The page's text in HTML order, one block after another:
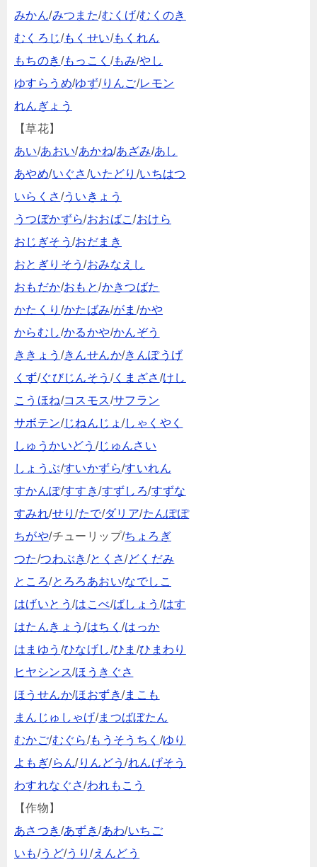
みかん/みつまた/むくげ/むくのき
むくろじ/もくせい/もくれん
もちのき /もっこく /もみ/やし
ゆすらうめ/ゆず/りんご/レモン
れんぎょう
【草花】
あい/あおい/あかね/あざみ/あし
あやめ/いぐさ /いたどり /いちはつ
いらくさ /ういきょう
うつぼかずら/おおばこ/おけら
おじぎそう /おだまき
おとぎりそう/おみなえし
おもだか/おもと/かきつばた
かたくり /かたばみ/がま /かや
からむし/かるかや/かんぞう
ききょう /きんせんか/きんぽうげ
くず/ぐびじんそう /くまざさ /けし
こうほね/コスモス/サフラン
サボテン/じねんじょ/しゃくやく
しゅうかいどう /じゅんさい
しょうぶ/すいかずら/すいれん
すかんぽ/すすき/すずしろ/すずな
すみれ/せり/たで/ダリア/たんぽぽ
ちがや/チューリップ/ちょろぎ
つた/つわぶき /とくさ/どくだみ
ところ/とろろあおい/なでしこ
はげいとう /はこべ/ばしょう /はす
はたんきょう/はちく/はっか
はまゆう /ひなげし/ひま /ひまわり
ヒヤシンス/ほうきぐさ
ほうせんか/ほおずき/まこも
まんじゅしゃげ/まつばぼたん
むかご/むぐら/もうそうちく /ゆり
よもぎ/らん/りんどう/れんげそう
わすれなぐさ/われもこう
【作物】
あさつき /あずき/あわ/いちご
いも/うど/うり/えんどう